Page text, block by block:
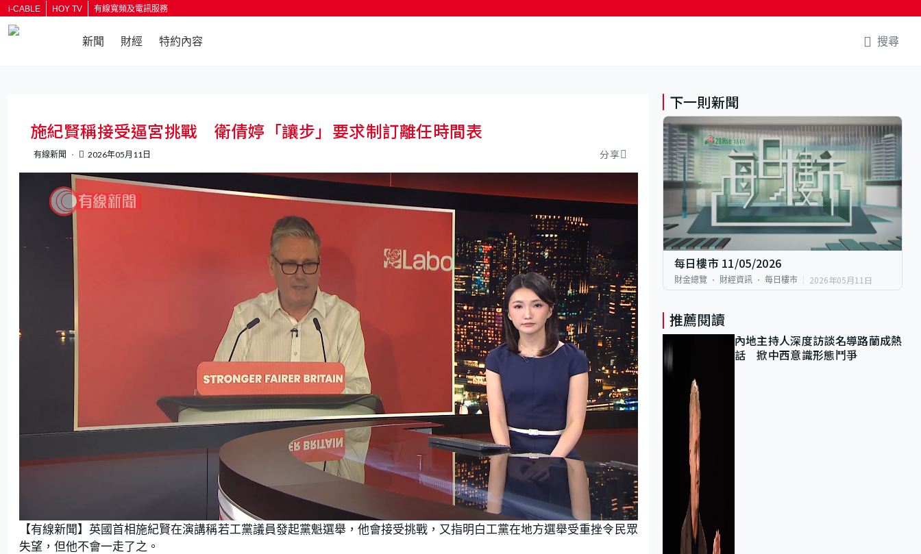
i-CABLE HOY TV 有線寬頻及電訊服務
新聞 財經 特約內容 搜尋
施紀賢稱接受逼宮挑戰 衛倩婷「讓步」要求制訂離任時間表
有線新聞 2026年05月11日 分享
n
m
u
t
e
a
d
d
【有線新聞】英國首相施紀賢在演講稱若工黨議員發起黨魁選舉，他會接受挑戰，又指明白工黨在地方選舉受重挫令民眾
失望，但他不會一走了之。
下一則新聞
每日樓市 11/05/2026
財金總覽 財經資訊 每日樓市 2026年05月11日
推薦閱讀
內地主持人深度訪談名導路蘭成熱
話 掀中西意識形態鬥爭